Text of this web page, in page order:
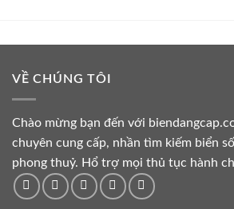
VỀ CHÚNG TÔI
Chào mừng bạn đến với
chuyên cung cấp, nhần tìm kiếm biển
phong thuỷ. Hổ trợ mọi thủ tục hành